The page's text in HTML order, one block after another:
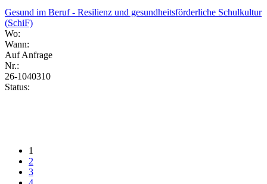
Gesund im Beruf - Resilienz und gesundheitsförderliche Schulkultur
(SchiF)
Wo:
Wann:
Auf Anfrage
Nr.:
26-1040310
Status:
1
2
3